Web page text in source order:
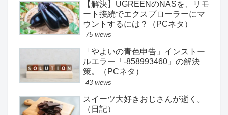
【解決】UGREENのNASを、リモ
ート接続でエクスプローラーにマ
ウントするには？（PCネタ）
75 views
「やよいの青色申告」インストー
ルエラー「-858993460」の解決
策。（PCネタ）
43 views
スイーツ大好きおじさんが逝く。
（日記）